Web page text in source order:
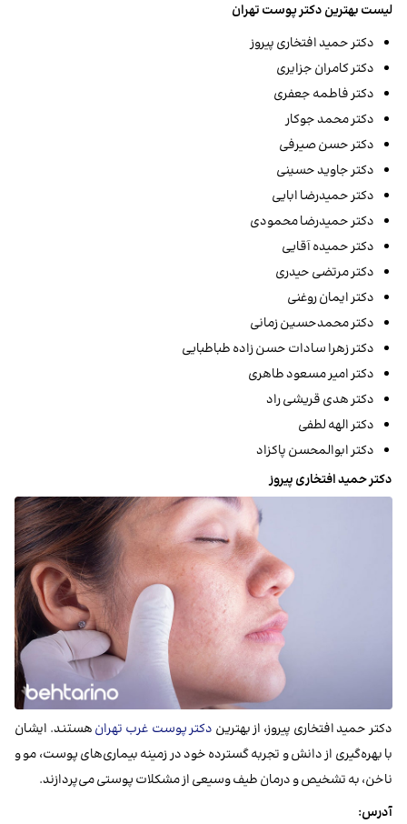
لیست بهترین دکتر پوست تهران
دکتر حمید افتخاری پیروز
دکتر کامران جزایری
دکتر فاطمه جعفری
دکتر محمد جوکار
دکتر حسن صیرفی
دکتر جاوید حسینی
دکتر حمیدرضا ابایی
دکتر حمیدرضا محمودی
دکتر حمیده آقایی
دکتر مرتضی حیدری
دکتر ایمان روغنی
دکتر محمدحسین زمانی
دکتر زهرا سادات حسن زاده طباطبایی
دکتر امیر مسعود طاهری
دکتر هدی قریشی راد
دکتر الهه لطفی
دکتر ابوالمحسن پاکزاد
دکتر حمید افتخاری پیروز
دکتر حمید افتخاری پیروز، از بهترین دکتر پوست غرب تهرانهستند. ایشان
با بهره‌گیری از دانش و تجربه گسترده خود در زمینه بیماری‌های پوست، مو و
ناخن، به تشخیص و درمان طیف وسیعی از مشکلات پوستی می‌پردازند.
آدرس: